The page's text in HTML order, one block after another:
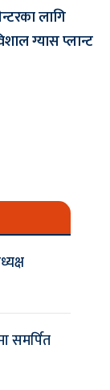
लागि
ग्यास प्लान्ट
समर्पित